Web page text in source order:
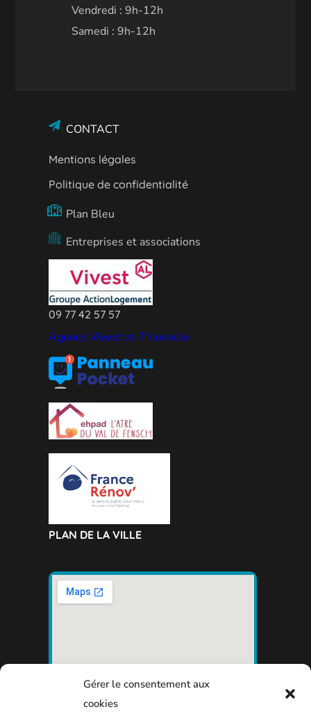
Gérer le consentement aux
cookies
Vendredi : 9h-12h
Samedi : 9h-12h
CONTACT
Mentions légales
Politique de confidentialité
Plan Bleu
Entreprises et associations
09 77 42 57 57
Agence Vivest de Thionville
PLAN DE LA VILLE